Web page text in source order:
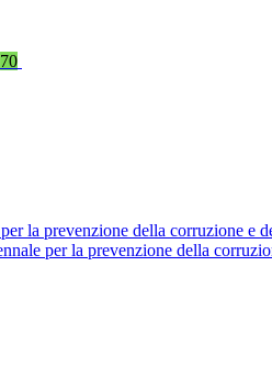
70
la prevenzione della corruzione e
per la prevenzione della